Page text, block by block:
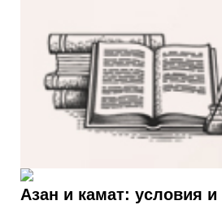
Азан и камат: условия и